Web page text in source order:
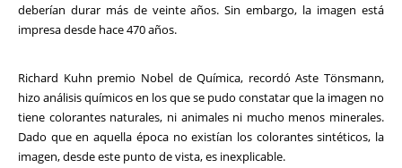
deberían durar más de veinte años. Sin embargo, la imagen está
impresa desde hace 470 años.
Richard Kuhn premio Nobel de Química, recordó Aste Tönsmann,
hizo análisis químicos en los que se pudo constatar que la imagen no
tiene colorantes naturales, ni animales ni mucho menos minerales.
Dado que en aquella época no existían los colorantes sintéticos, la
imagen, desde este punto de vista, es inexplicable.